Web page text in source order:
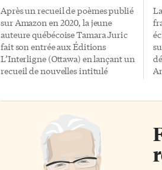
Après un recueil de poèmes publié
sur Amazon en 2020, la jeune
auteure québécoise Tamara Juric
fait son entrée aux Éditions
L’Interligne (Ottawa) en lançant un
recueil de nouvelles intitulé
entre la fantasy et le fantastique
réside dans le fait qu’un
événement surnaturel ou magique
soit vécu comme une normalité
dans un récit de fantasy, alors qu’il